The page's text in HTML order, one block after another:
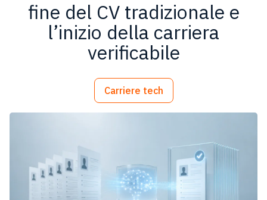
fine del CV tradizionale e
l’inizio della carriera
verificabile
Carriere tech